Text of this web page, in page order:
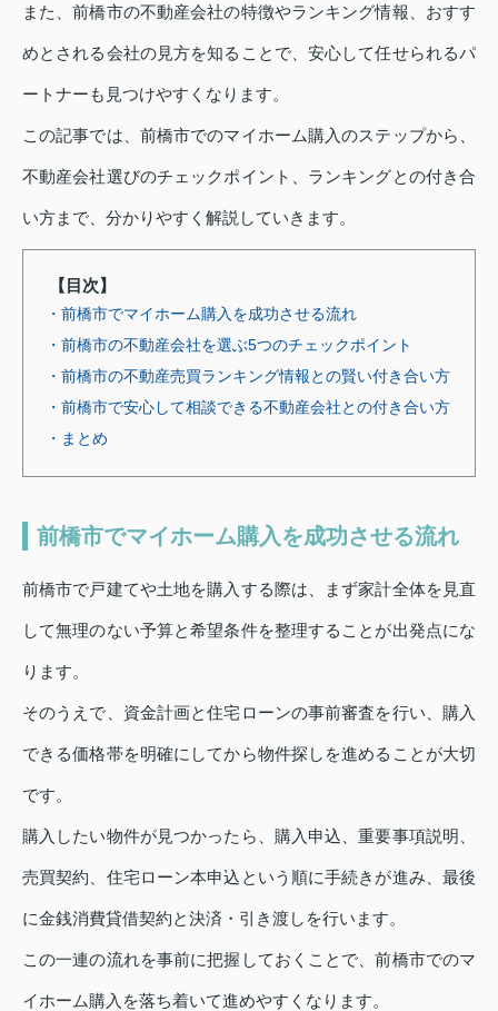
また、前橋市の不動産会社の特徴やランキング情報、おすす
めとされる会社の見方を知ることで、安心して任せられるパ
ートナーも見つけやすくなります。
この記事では、前橋市でのマイホーム購入のステップから、
不動産会社選びのチェックポイント、ランキングとの付き合
い方まで、分かりやすく解説していきます。
【目次】
・前橋市でマイホーム購入を成功させる流れ
・前橋市の不動産会社を選ぶ5つのチェックポイント
・前橋市の不動産売買ランキング情報との賢い付き合い方
・前橋市で安心して相談できる不動産会社との付き合い方
・まとめ
前橋市でマイホーム購入を成功させる流れ
前橋市で戸建てや土地を購入する際は、まず家計全体を見直
して無理のない予算と希望条件を整理することが出発点にな
ります。
そのうえで、資金計画と住宅ローンの事前審査を行い、購入
できる価格帯を明確にしてから物件探しを進めることが大切
です。
購入したい物件が見つかったら、購入申込、重要事項説明、
売買契約、住宅ローン本申込という順に手続きが進み、最後
に金銭消費貸借契約と決済・引き渡しを行います。
この一連の流れを事前に把握しておくことで、前橋市でのマ
イホーム購入を落ち着いて進めやすくなります。